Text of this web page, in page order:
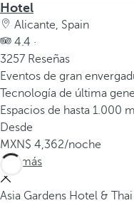
Hotel
Alicante, Spain
4.4 ·
3257 Reseñas
Eventos de gran
Tecnología de última
Espacios de hasta 1.000
Desde
4,362/noche
Ver más
Asia Gardens Hotel &